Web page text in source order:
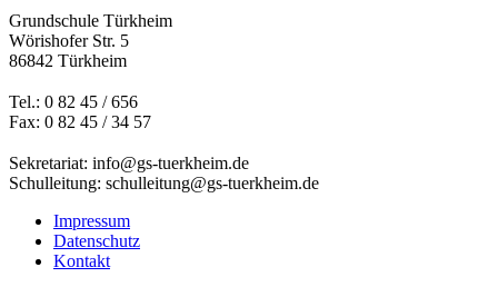
Grundschule Türkheim
Wörishofer Str. 5
86842 Türkheim
Tel.: 0 82 45 / 656
Fax: 0 82 45 / 34 57
Sekretariat: info@gs-tuerkheim.de
Schulleitung: schulleitung@gs-tuerkheim.de
Impressum
Datenschutz
Kontakt